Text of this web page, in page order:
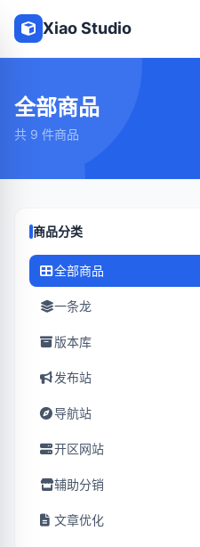
Xiao Studio
全部商品
共 9 件商品
商品分类
全部商品
一条龙
版本库
发布站
导航站
开区网站
辅助分销
文章优化